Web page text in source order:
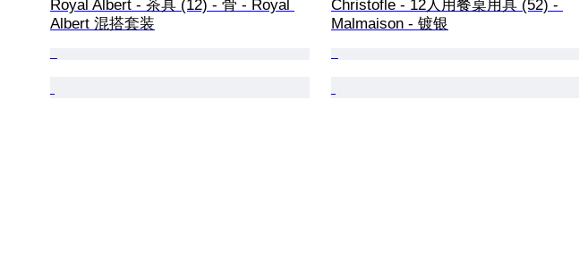
Royal Albert - 茶具 (12) - 骨 - Royal
Albert 混搭套装
Christofle - 12人用餐桌用具 (52) -
Malmaison - 镀银